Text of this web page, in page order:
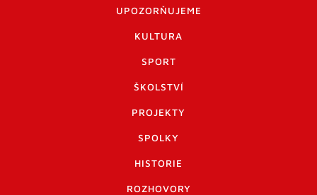
UPOZORŇUJEME
KULTURA
SPORT
ŠKOLSTVÍ
PROJEKTY
SPOLKY
HISTORIE
ROZHOVORY